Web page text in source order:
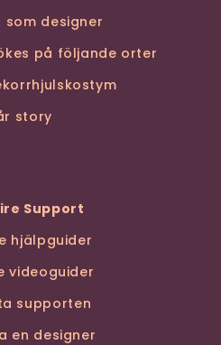
som designer
på följande orter
story
Support
hjälpguider
videoguider
supporten
en designer